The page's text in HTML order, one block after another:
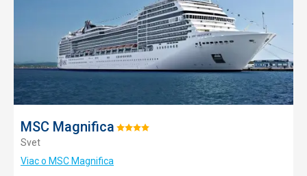
MSC Magnifica Hodnotenie:
Svet
Viac o MSC Magnifica